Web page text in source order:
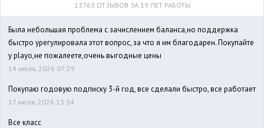
13763 ОТЗЫВОВ ЗА 19 ЛЕТ РАБОТЫ
Была небольшая проблема с зачислением баланса,но поддержка
быстро урегулировала этот вопрос, за что я им благодарен. Покупайте
у playo,не пожалеете,очень выгодные цены
14 июля, 2026 07:29
Покупаю годовую подписку 3-й год, все сделали быстро, все работает
17 июля, 2026 13:34
Все класс